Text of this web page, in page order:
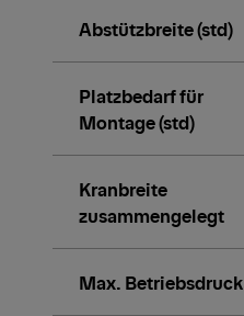
Abstützbreite (std)
Platzbedarf für
Montage (std)
Kranbreite
zusammengelegt
Max. Betriebsdruck